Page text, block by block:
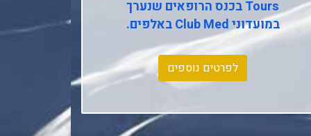
Toursבכנס הרופאים שנערך
במועדוניClub Medבאלפים.
לפרטים נוספים